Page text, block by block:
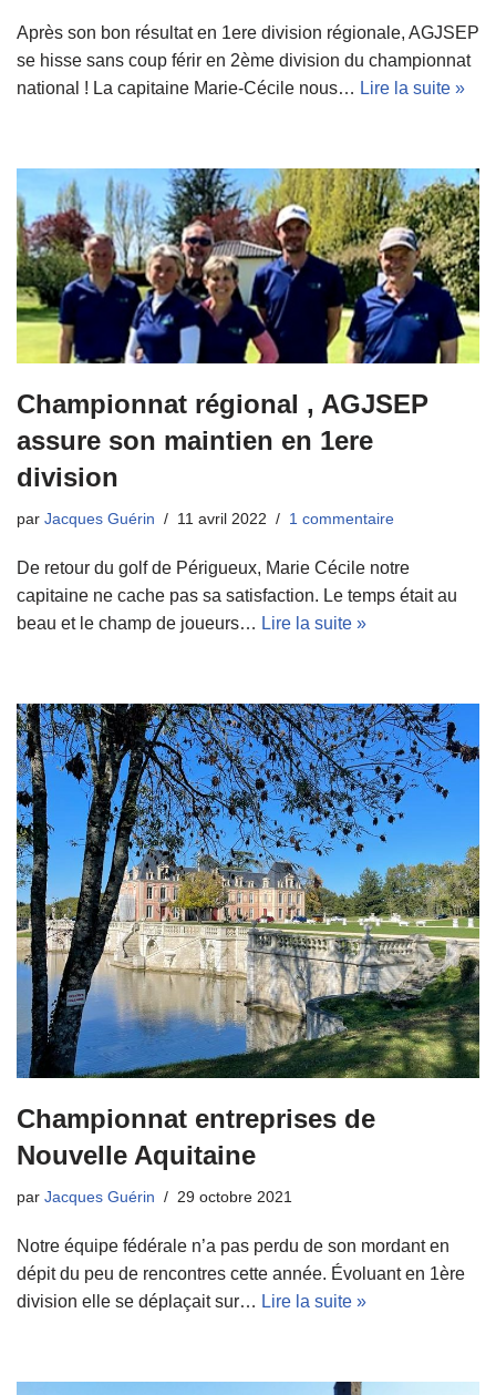
Après son bon résultat en 1ere division régionale, AGJSEP
se hisse sans coup férir en 2ème division du championnat
national ! La capitaine Marie-Cécile nous… Lire la suite »
Championnat régional , AGJSEP
assure son maintien en 1ere
division
par Jacques Guérin 11 avril 2022 1 commentaire
De retour du golf de Périgueux, Marie Cécile notre
capitaine ne cache pas sa satisfaction. Le temps était au
beau et le champ de joueurs… Lire la suite »
Championnat entreprises de
Nouvelle Aquitaine
par Jacques Guérin 29 octobre 2021
Notre équipe fédérale n’a pas perdu de son mordant en
dépit du peu de rencontres cette année. Évoluant en 1ère
division elle se déplaçait sur… Lire la suite »